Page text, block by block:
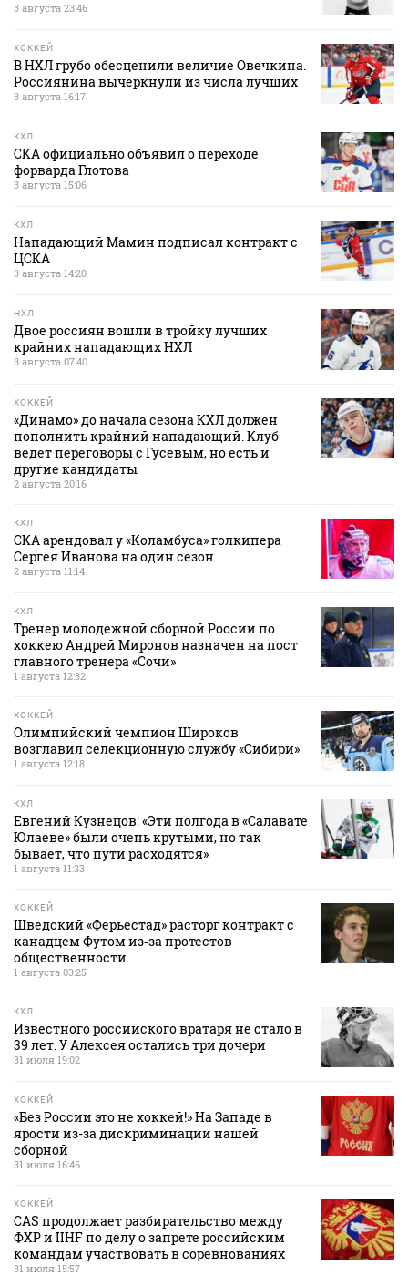
3 августа 23:46
ХОККЕЙ
В НХЛ грубо обесценили величие Овечкина.
Россиянина вычеркнули из числа лучших
3 августа 16:17
КХЛ
СКА официально объявил о переходе
форварда Глотова
3 августа 15:06
КХЛ
Нападающий Мамин подписал контракт с
ЦСКА
3 августа 14:20
НХЛ
Двое россиян вошли в тройку лучших
крайних нападающих НХЛ
3 августа 07:40
ХОККЕЙ
«Динамо» до начала сезона КХЛ должен
пополнить крайний нападающий. Клуб
ведет переговоры с Гусевым, но есть и
другие кандидаты
2 августа 20:16
КХЛ
СКА арендовал у «Коламбуса» голкипера
Сергея Иванова на один сезон
2 августа 11:14
КХЛ
Тренер молодежной сборной России по
хоккею Андрей Миронов назначен на пост
главного тренера «Сочи»
1 августа 12:32
ХОККЕЙ
Олимпийский чемпион Широков
возглавил селекционную службу «Сибири»
1 августа 12:18
КХЛ
Евгений Кузнецов: «Эти полгода в «Салавате
Юлаеве» были очень крутыми, но так
бывает, что пути расходятся»
1 августа 11:33
ХОККЕЙ
Шведский «Ферьестад» расторг контракт с
канадцем Футом из‑за протестов
общественности
1 августа 03:25
КХЛ
Известного российского вратаря не стало в
39 лет. У Алексея остались три дочери
31 июля 19:02
ХОККЕЙ
«Без России это не хоккей!» На Западе в
ярости из-за дискриминации нашей
сборной
31 июля 16:46
ХОККЕЙ
CAS продолжает разбирательство между
ФХР и IIHF по делу о запрете российским
командам участвовать в соревнованиях
31 июля 15:57